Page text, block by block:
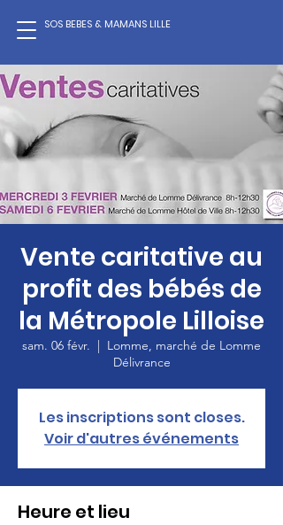
SOS BEBES & MAMANS LILLE
Vente caritative au
profit des bébés de
la Métropole Lilloise
sam. 06 févr.
  |
Lomme, marché de Lomme
Délivrance
Les inscriptions sont closes.
Voir d'autres événements
Heure et lieu